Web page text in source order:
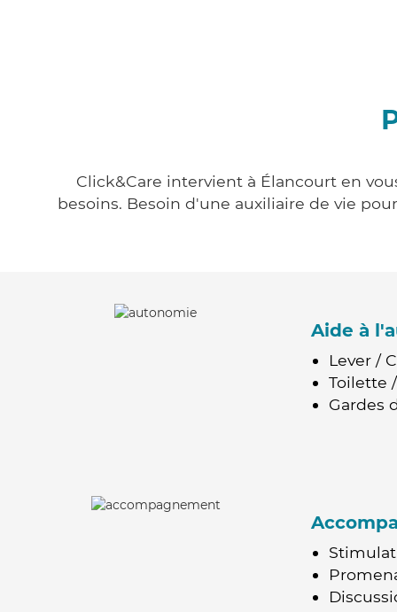
Click&Care intervient à Élancourt en
besoins. Besoin d'une auxiliaire de vie
Aide à
Lever /
Toilette
Gardes